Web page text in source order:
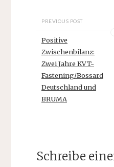
PREVIOUS POST
Positive
Zwischenbilanz:
Zwei Jahre KVT-
Fastening/Bossard
Deutschland und
BRUMA
Schreibe